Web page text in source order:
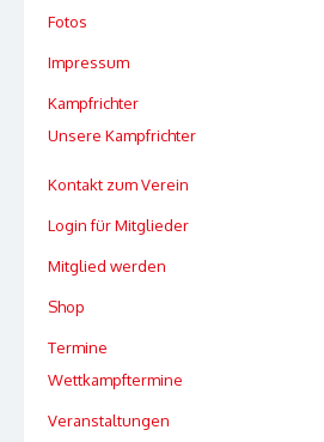
Fotos
Impressum
Kampfrichter
Unsere Kampfrichter
Kontakt zum Verein
Login für Mitglieder
Mitglied werden
Shop
Termine
Wettkampftermine
Veranstaltungen